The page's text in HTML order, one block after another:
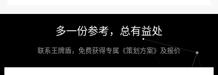
多一份参考，总有益处
联系王牌盾，免费获得专属《策划方案》及报价